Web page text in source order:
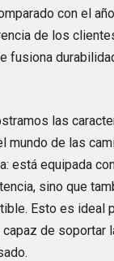
con el
de los
fusiona
las
mundo de las
está equipada
sino que
Esto es ideal
de soportar